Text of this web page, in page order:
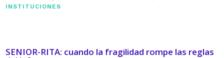
INSTITUCIONES
SENIOR-RITA: cuando la fragilidad rompe las reglas